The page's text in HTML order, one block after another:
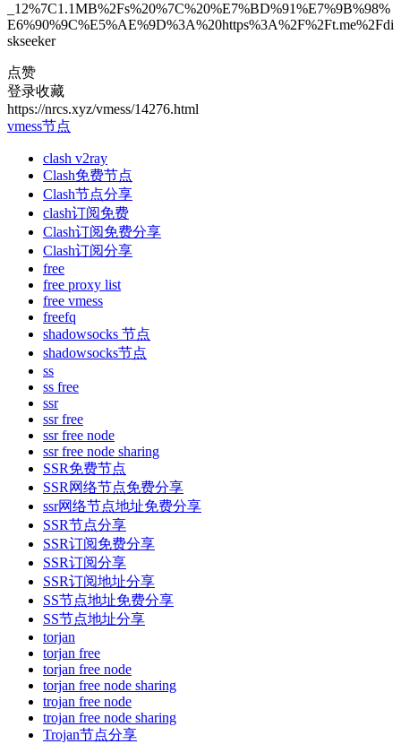
_12%7C1.1MB%2Fs%20%7C%20%E7%BD%91%E7%9B%98%
E6%90%9C%E5%AE%9D%3A%20https%3A%2F%2Ft.me%2Fdi
skseeker
点赞
登录收藏
https://nrcs.xyz/vmess/14276.html
vmess节点
clash v2ray
Clash免费节点
Clash节点分享
clash订阅免费
Clash订阅免费分享
Clash订阅分享
free
free proxy list
free vmess
freefq
shadowsocks 节点
shadowsocks节点
ss
ss free
ssr
ssr free
ssr free node
ssr free node sharing
SSR免费节点
SSR网络节点免费分享
ssr网络节点地址免费分享
SSR节点分享
SSR订阅免费分享
SSR订阅分享
SSR订阅地址分享
SS节点地址免费分享
SS节点地址分享
torjan
torjan free
torjan free node
torjan free node sharing
trojan free node
trojan free node sharing
Trojan节点分享